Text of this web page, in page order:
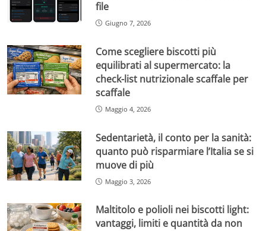
file
Giugno 7, 2026
Come scegliere biscotti più
equilibrati al supermercato: la
check-list nutrizionale scaffale per
scaffale
Maggio 4, 2026
Sedentarietà, il conto per la sanità:
quanto può risparmiare l’Italia se si
muove di più
Maggio 3, 2026
Maltitolo e polioli nei biscotti light:
vantaggi, limiti e quantità da non